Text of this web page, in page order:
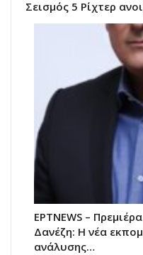
Σεισμός 5 Ρίχτερ
ΕΡΤNEWS –
Δανέζη: Η νέα
ανάλυσης…